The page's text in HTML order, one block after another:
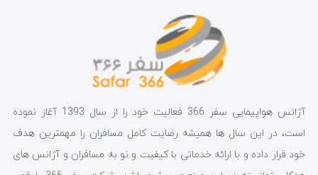
آژانس هواپیمایی سفر 366 فعالیت خود را از سال 1393 آغاز نموده
است، در این سال ها همیشه رضایت کامل مسافران را مهمترین هدف
خود قرار داده و با ارائه خدماتی با کیفیت و نو به مسافران و آژانس های